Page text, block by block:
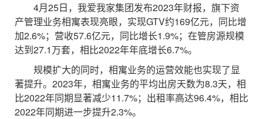
4月25日，我爱我家集团发布2023年财报，旗下资
产管理业务相寓表现亮眼，实现GTV约169亿元，同比增
加2.6%；营收57.6亿元，同比增长1.9%；在管房源规模
达到27.1万套，相比2022年年底增长6.7%。
规模扩大的同时，相寓业务的运营效能也实现了显
著提升。2023年，相寓业务的平均出房天数为8.3天，相
比2022年同期显著减少11.7%；出租率高达96.4%，相比
2022年同期进一步提升2.3%。